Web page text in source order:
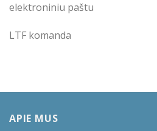
elektroniniu paštu
LTF komanda
APIE MUS